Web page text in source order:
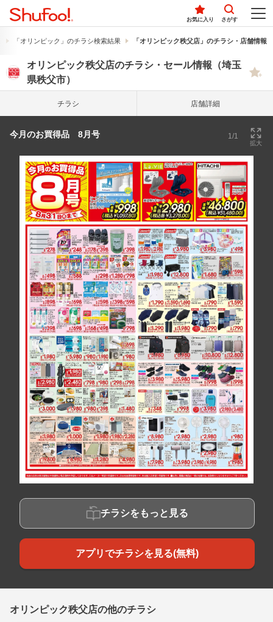
お気に入り さがす
「オリンピック」のチラシ検索結果 「オリンピック秩父店」のチラシ・店舗情報
オリンピック秩父店のチラシ・セール情報（埼玉
県秩父市）
チラシ 店舗詳細
今月のお買得品 8月号 1/1
拡大
チラシをもっと見る
アプリでチラシを見る(無料)
オリンピック秩父店の他のチラシ